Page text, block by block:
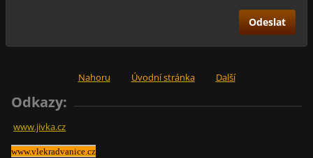
Nahoru Úvodní stránka Další
Odkazy:
www.jivka.cz
www.vlekradvanice.cz